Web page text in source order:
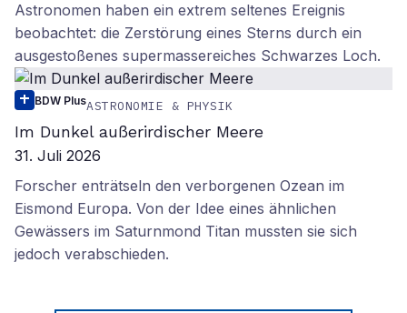
Astronomen haben ein extrem seltenes Ereignis
beobachtet: die Zerstörung eines Sterns durch ein
ausgestoßenes supermassereiches Schwarzes Loch.
BDW PlusASTRONOMIE & PHYSIK
Im Dunkel außerirdischer Meere
31. Juli 2026
Forscher enträtseln den verborgenen Ozean im
Eismond Europa. Von der Idee eines ähnlichen
Gewässers im Saturnmond Titan mussten sie sich
jedoch verabschieden.